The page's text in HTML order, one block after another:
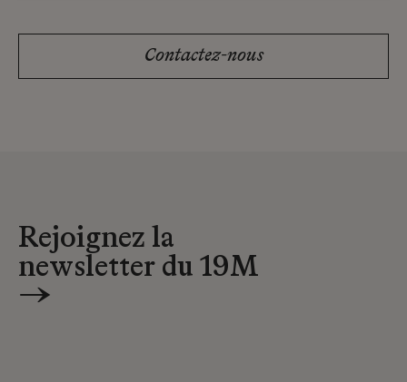
Contactez-nous
Rejoignez la
newsletter du 19M
→